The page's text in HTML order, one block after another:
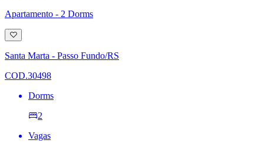
Apartamento - 2 Dorms
Adicionar
à
lista
de
Santa Marta - Passo Fundo/RS
COD.30498
Dorms
2
Vagas